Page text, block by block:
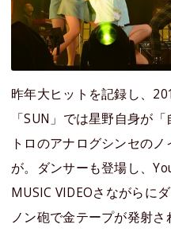
昨年大ヒットを記録し、
「SUN」では星野自身が
トロのアナログシンセの
が。ダンサーも登場し、
MUSIC VIDEOさながらに
ノン砲で金テープが発射